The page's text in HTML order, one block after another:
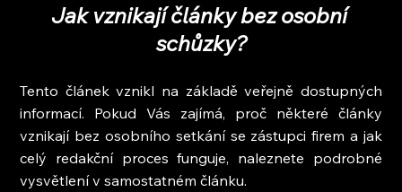
Jak vznikají články bez osobní
schůzky?
Tento článek vznikl na základě veřejně dostupných
informací. Pokud Vás zajímá, proč některé články
vznikají bez osobního setkání se zástupci firem a jak
celý redakční proces funguje, naleznete podrobné
vysvětlení v samostatném článku.